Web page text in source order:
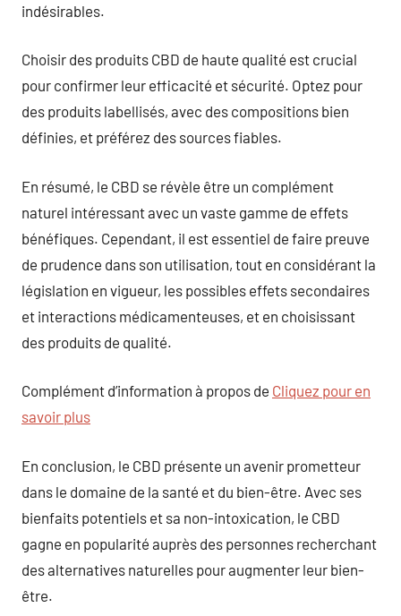
indésirables.
Choisir des produits CBD de haute qualité est crucial
pour confirmer leur efficacité et sécurité. Optez pour
des produits labellisés, avec des compositions bien
définies, et préférez des sources fiables.
En résumé, le CBD se révèle être un complément
naturel intéressant avec un vaste gamme de effets
bénéfiques. Cependant, il est essentiel de faire preuve
de prudence dans son utilisation, tout en considérant la
législation en vigueur, les possibles effets secondaires
et interactions médicamenteuses, et en choisissant
des produits de qualité.
Complément d’information à propos de Cliquez pour en
savoir plus
En conclusion, le CBD présente un avenir prometteur
dans le domaine de la santé et du bien-être. Avec ses
bienfaits potentiels et sa non-intoxication, le CBD
gagne en popularité auprès des personnes recherchant
des alternatives naturelles pour augmenter leur bien-
être.